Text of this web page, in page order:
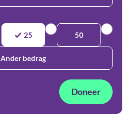
25 50
Ander bedrag
Doneer